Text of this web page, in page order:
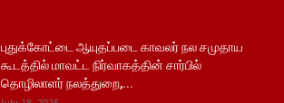
புதுக்கோட்டை ஆயுதப்படை காவலர் நல சமுதாய
கூடத்தில் மாவட்ட நிர்வாகத்தின் சார்பில்
தொழிலாளர் நலத்துறை,...